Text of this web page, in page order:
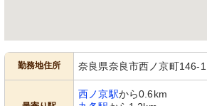
勤務地住所 奈良県奈良市西ノ京町146-1
西ノ京駅から0.6km